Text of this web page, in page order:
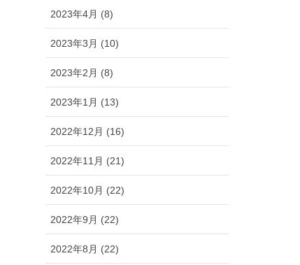
2023年4月 (8)
2023年3月 (10)
2023年2月 (8)
2023年1月 (13)
2022年12月 (16)
2022年11月 (21)
2022年10月 (22)
2022年9月 (22)
2022年8月 (22)